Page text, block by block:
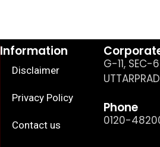
Information
Disclaimer
Privacy Policy
Contact us
G-11, SEC-
Phone
0120-